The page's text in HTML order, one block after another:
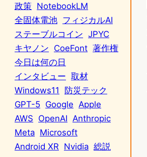
政策 NotebookLM
全固体電池 フィジカルAI
ステーブルコイン JPYC
キヤノン CoeFont 著作権
今日は何の日
インタビュー 取材
Windows11
防災テック
GPT-5 Google Apple
AWS OpenAI Anthropic
Meta Microsoft
Android XR Nvidia 総説